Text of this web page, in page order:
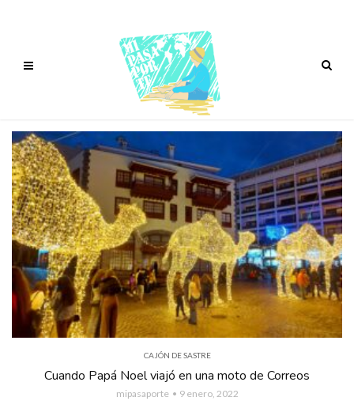
CAJÓN DE SASTRE
Cuando Papá Noel viajó en una moto de Correos
mipasaporte 9 enero, 2022